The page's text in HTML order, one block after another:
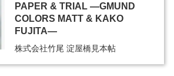
PAPER & TRIAL ―GMUND
COLORS MATT & KAKO
FUJITA―
株式会社竹尾 淀屋橋見本帖